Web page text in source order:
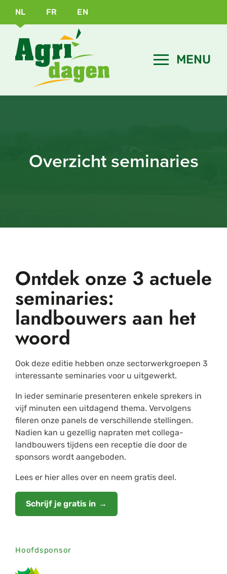
NL FR EN
Overzicht seminaries
Ontdek onze 3 actuele
seminaries:
landbouwers aan het
woord
Ook deze editie hebben onze sectorwerkgroepen 3
interessante seminaries voor u uitgewerkt.
In ieder seminarie presenteren enkele sprekers in
vijf minuten een uitdagend thema. Vervolgens
fileren onze panels de verschillende stellingen.
Nadien kan u gezellig napraten met collega-
landbouwers tijdens een receptie die door de
sponsors wordt aangeboden.
Lees er hier alles over en neem gratis deel.
Schrijf je gratis in
Hoofdsponsor